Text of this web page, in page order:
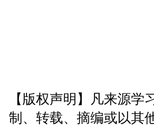
【版权声明】凡来源
制、转载、摘编或以其